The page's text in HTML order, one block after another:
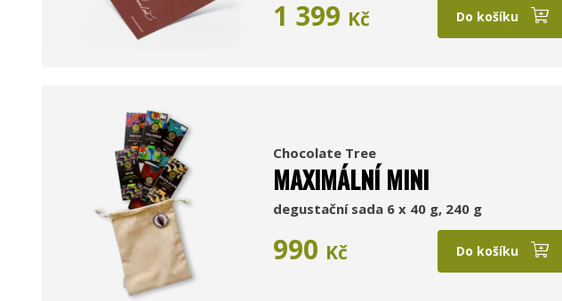
1 399 Kč Do košíku
Chocolate Tree
MAXIMÁLNÍ MINI
degustační sada 6 x 40 g, 240 g
990 Kč Do košíku